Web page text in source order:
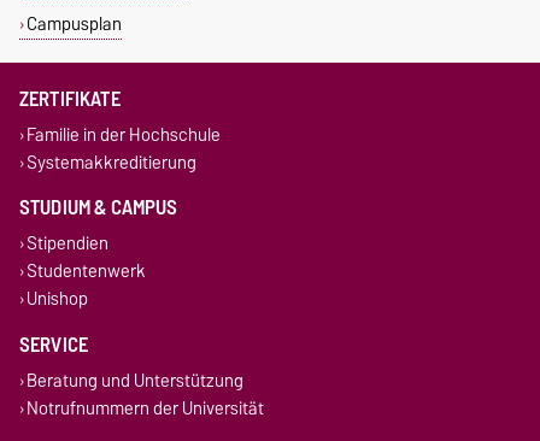
Campusplan
ZERTIFIKATE
Familie in der Hochschule
Systemakkreditierung
STUDIUM & CAMPUS
Stipendien
Studentenwerk
Unishop
SERVICE
Beratung und Unterstützung
Notrufnummern der Universität